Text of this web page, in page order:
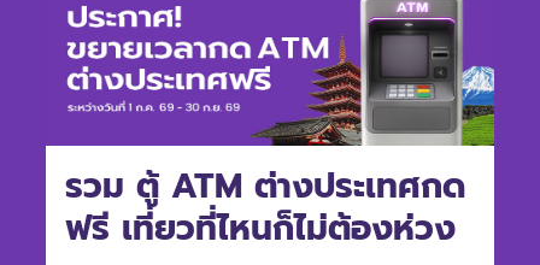
รวม ตู้ ATM ต่างประเทศกด
ฟรี เที่ยวที่ไหนก็ไม่ต้องห่วง